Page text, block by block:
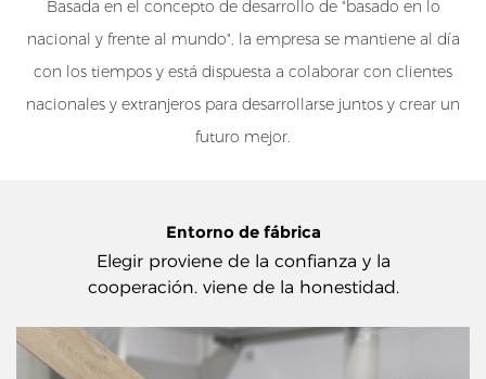
Basada en el concepto de desarrollo de "basado en lo
nacional y frente al mundo", la empresa se mantiene al día
con los tiempos y está dispuesta a colaborar con clientes
nacionales y extranjeros para desarrollarse juntos y crear un
futuro mejor.
Entorno de fábrica
Elegir proviene de la confianza y la
cooperación. viene de la honestidad.